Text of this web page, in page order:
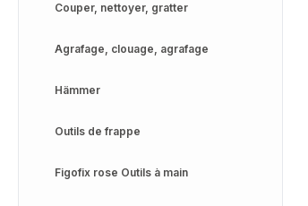
Couper, nettoyer, gratter
Agrafage, clouage, agrafage
Hämmer
Outils de frappe
Figofix rose Outils à main